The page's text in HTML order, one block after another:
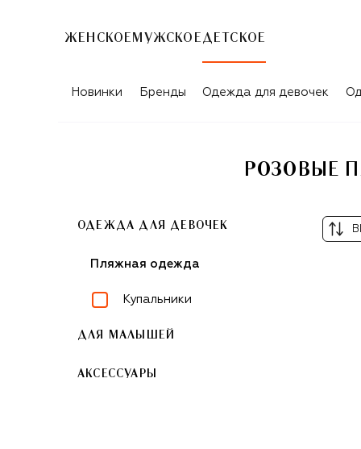
ЖЕНСКОЕ МУЖСКОЕ ДЕТСКОЕ
Новинки Бренды Одежда для девочек
РОЗОВЫЕ
ОДЕЖДА ДЛЯ ДЕВОЧЕК
Пляжная одежда
Купальники
ДЛЯ МАЛЫШЕЙ
АКСЕССУАРЫ